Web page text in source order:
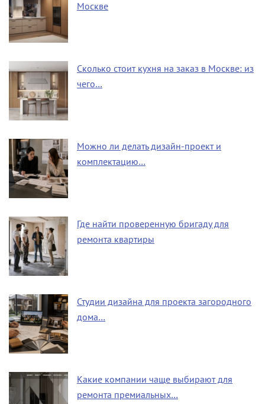
Москве
Сколько стоит кухня на заказ в Москве: из
чего…
Можно ли делать дизайн-проект и
комплектацию…
Где найти проверенную бригаду для
ремонта квартиры
Студии дизайна для проекта загородного
дома…
Какие компании чаще выбирают для
ремонта премиальных…